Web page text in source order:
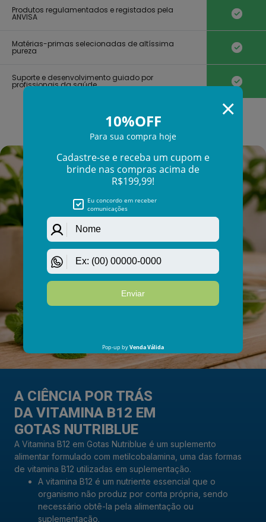
Produtos regulamentados e registados pela
ANVISA
Matérias-primas selecionadas de altíssima
pureza
Suporte e desenvolvimento guiado por
profissionais da saúde
A CIÊNCIA POR TRÁS
DA VITAMINA B12 EM
GOTAS NUTRIBLUE
A Vitamina B12 em Gotas Nutriblue é um suplemento
alimentar formulado com metilcobalamina, uma das formas
de vitamina B12 utilizadas em suplementação.
A vitamina B12 é um nutriente essencial que o
organismo não produz por conta própria, sendo
necessário obtê-la pela alimentação ou
suplementação.